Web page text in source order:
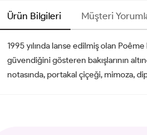
Ürün Bilgileri Müşteri
1995 yılında lanse edilmiş olan
güvendiğini gösteren bakışlarının
notasında, portakal çiçeği, mimoza,